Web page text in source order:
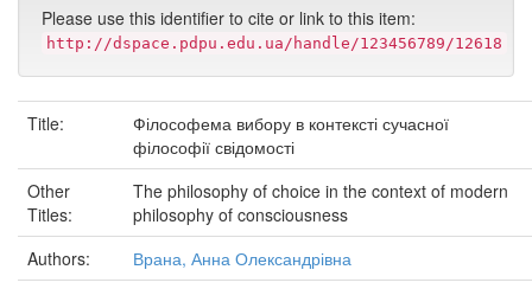
Please use this identifier to cite or link to this item:
http://dspace.pdpu.edu.ua/handle/123456789/12618
Title:
Філософема вибору в контексті сучасної
філософії свідомості
Other
Titles:
The philosophy of choice in the context of modern
philosophy of consciousness
Authors:
Врана, Анна Олександрівна